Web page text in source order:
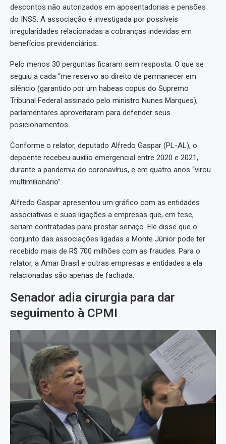
descontos não autorizados em aposentadorias e pensões
do INSS. A associação é investigada por possíveis
irregularidades relacionadas a cobranças indevidas em
benefícios previdenciários.
Pelo menos 30 perguntas ficaram sem resposta. O que se
seguiu a cada “me reservo ao direito de permanecer em
silêncio (garantido por um habeas copus do Supremo
Tribunal Federal assinado pelo ministro Nunes Marques),
parlamentares aproveitaram para defender seus
posicionamentos.
Conforme o relator, deputado Alfredo Gaspar (PL-AL), o
depoente recebeu auxílio emergencial entre 2020 e 2021,
durante a pandemia do coronavírus, e em quatro anos “virou
multimilionário”.
Alfredo Gaspar apresentou um gráfico com as entidades
associativas e suas ligações a empresas que, em tese,
seriam contratadas para prestar serviço. Ele disse que o
conjunto das associações ligadas a Monte Júnior pode ter
recebido mais de R$ 700 milhões com as fraudes. Para o
relator, a Amar Brasil e outras empresas e entidades a ela
relacionadas são apenas de fachada.
Senador adia cirurgia para dar
seguimento à CPMI